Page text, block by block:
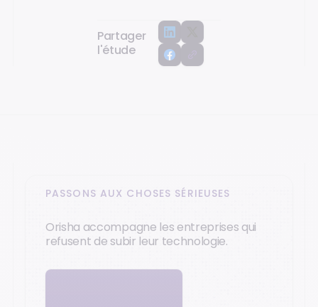
Partager
l'étude
PASSONS AUX CHOSES SÉRIEUSES
Orisha accompagne les entreprises qui
refusent de subir leur technologie.